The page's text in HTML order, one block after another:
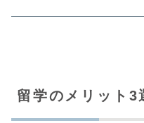
留学のメリット3